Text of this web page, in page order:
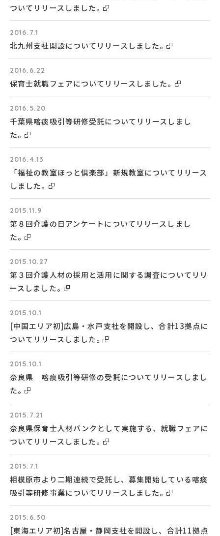
ついてリリースしました。
2016.7.1
北九州支社開設についてリリースしました。
2016.6.22
保育士就職フェアについてリリースしました。
2016.5.20
千葉県喀痰吸引等研修受託についてリリースしまし
た。
2016.4.13
「福祉の教室ほっと倶楽部」新規教室についてリリース
しました。
2015.11.9
第８回介護の日アンケートについてリリースしまし
た。
2015.10.27
第３回介護人材の採用と活用に関する調査についてリリ
ースしました。
2015.10.1
[中国エリア初]広島・水戸支社を開設し、合計13拠点に
ついてリリースしました。
2015.10.1
奈良県 喀痰吸引等研修の受託についてリリースしまし
た。
2015.7.21
奈良県保育士人材バンクとして実施する、就職フェアに
ついてリリースしました。
2015.7.1
相模原市より二期連続で受託し、募集開始している喀痰
吸引等研修事業についてリリースしました。
2015.6.30
[東海エリア初]名古屋・静岡支社を開設し、合計11拠点